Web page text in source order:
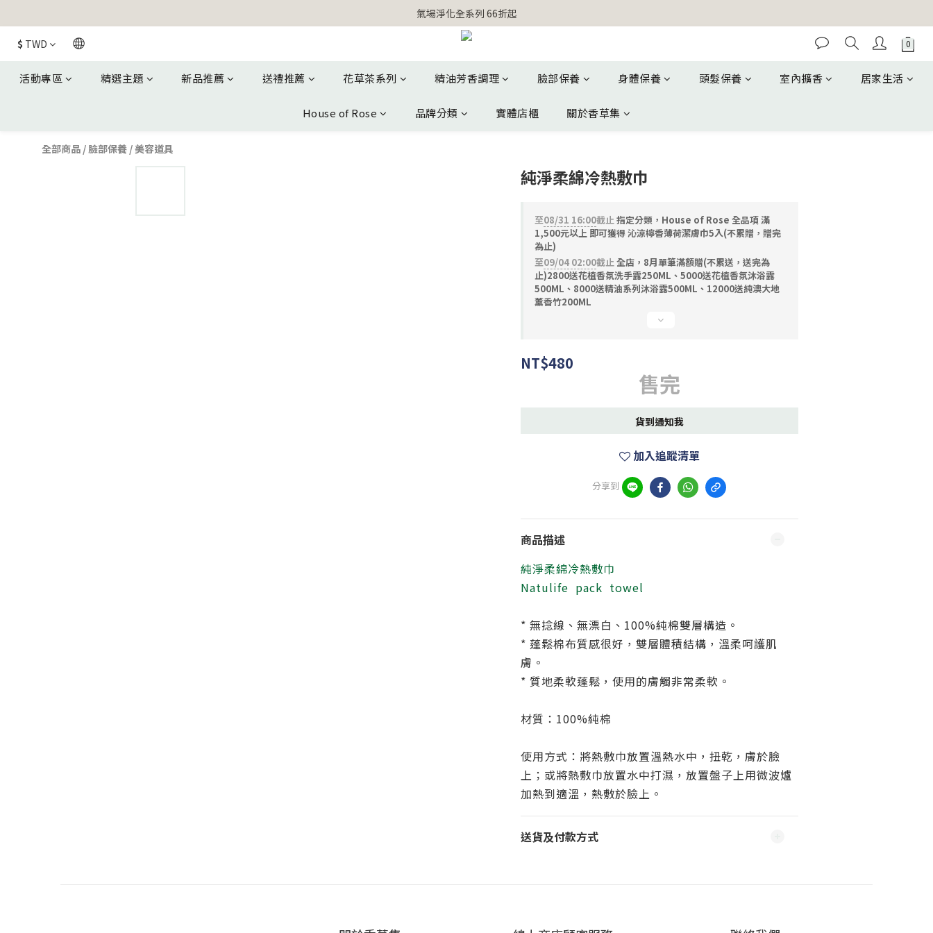
【官網獨家】首次消費 不限金額 即送 香遇熊超人行李吊牌
氣場淨化全系列 66折起
【官網獨家】首次消費 不限金額 即送 香遇熊超人行李吊牌
$ TWD
活動專區 精選主題 新品推薦 送禮推薦 花草茶系列 精油芳香調理 臉部保養 身體保養 頭髮保養 室內擴香 居家生活
House of Rose 品牌分類 實體店櫃 關於香草集
全部商品 /臉部保養 /美容道具
純淨柔綿冷熱敷巾
至08/31 16:00截止指定分類，House of Rose 全品項 滿
1,500元以上 即可獲得 沁涼檸香薄荷潔膚巾5入(不累贈，贈完
為止)
至09/04 02:00截止全店，8月單筆滿額贈(不累送，送完為
止)2800送花植香氛洗手露250ML、5000送花植香氛沐浴露
500ML、8000送精油系列沐浴露500ML、12000送純澳大地
薰香竹200ML
NT$480
售完
貨到通知我
加入追蹤清單
分享到
商品描述
純淨柔綿冷熱敷巾
Natulife pack towel
* 無捻線、 無漂白、100%純棉雙層構造。
* 蓬鬆棉布質感很好，雙層體積結構，溫柔呵護肌
膚。
* 質地柔軟蓬鬆，使用的膚觸非常柔軟。
材質：100%純棉
使用方式：將熱敷巾放置溫熱水中，扭乾，膚於臉
上；或將熱敷巾放置水中打濕，放置盤子上用微波爐
加熱到適溫，熱敷於臉上。
送貨及付款方式